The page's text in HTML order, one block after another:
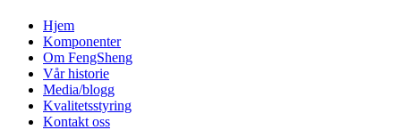
Hjem
Komponenter
Om FengSheng
Vår historie
Media/blogg
Kvalitetsstyring
Kontakt oss